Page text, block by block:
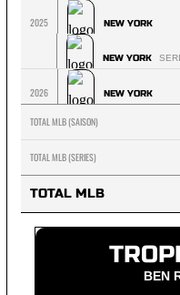
2025 NEW YORK
NEW YORK
2026 NEW YORK
TOTAL MLB (SAISON)
TOTAL MLB (SERIES)
TOTAL MLB
BEN